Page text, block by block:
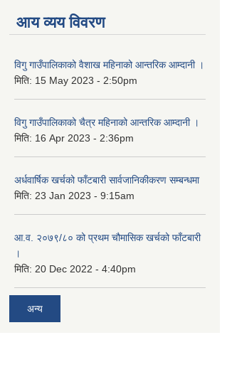
आय व्यय विवरण
विगु गाउँपालिकाको वैशाख महिनाको आन्तरिक आम्दानी ।
मिति: 15 May 2023 - 2:50pm
विगु गाउँपालिकाको चैत्र महिनाको आन्तरिक आम्दानी ।
मिति: 16 Apr 2023 - 2:36pm
अर्धवार्षिक खर्चको फाँटबारी सार्वजानिकीकरण सम्बन्धमा
मिति: 23 Jan 2023 - 9:15am
आ.व. २०७९/८० को प्रथम चौमासिक खर्चको फाँटबारी
।
मिति: 20 Dec 2022 - 4:40pm
अन्य